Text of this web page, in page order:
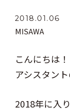
2018.01.06
MISAWA
こんにちは！
アシスタン
2018年に入